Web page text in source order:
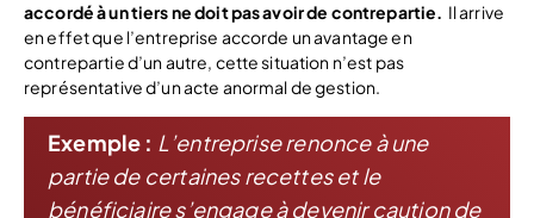
accordé à un tiers ne doit pas avoir de contrepartie. Il arrive
en effet que l’entreprise accorde un avantage en
contrepartie d’un autre, cette situation n’est pas
représentative d’un acte anormal de gestion.
Exemple : L’entreprise renonce à une
partie de certaines recettes et le
bénéficiaire s’engage à devenir caution de